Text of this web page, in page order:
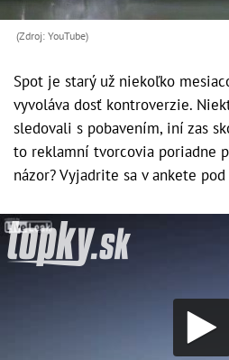
(Zdroj: YouTube)
Spot je starý už niekoľko
vyvoláva dosť kontroverzie.
sledovali s pobavením, iní zas
to reklamní tvorcovia poriadne
názor? Vyjadrite sa v ankete